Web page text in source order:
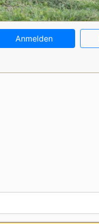
Anmelden